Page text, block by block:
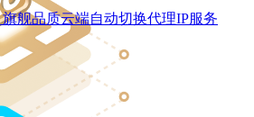
旗舰品质云端自动切换代理IP服务